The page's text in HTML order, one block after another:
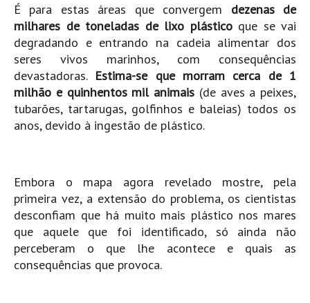
ERICEIRA HD
Ericeira HD
Ericeira - Ribeira D'Ilhas HD
Boardriders Ericeira HD
Ericeira Praias Sul HD
Foz do Lizandro
SINTRA
Praia Grande Panorâmica HD
LINHA DE CASCAIS/ESTORIL
Guincho Norte
São Pedro do estoril
É para estas áreas que convergem dezenas de
milhares de toneladas de lixo plásticoque se vai
degradando e entrando na cadeia alimentar dos
seres vivos marinhos, com consequências
devastadoras. Estima-se que morram cerca de 1
milhão e quinhentos mil animais (de aves a peixes,
tubarões, tartarugas, golfinhos e baleias) todos os
anos, devido à ingestão de plástico.
Embora o mapa agora revelado mostre, pela
primeira vez, a extensão do problema, os cientistas
desconfiam que há muito mais plástico nos mares
que aquele que foi identificado, só ainda não
perceberam o que lhe acontece e quais as
consequências que provoca.